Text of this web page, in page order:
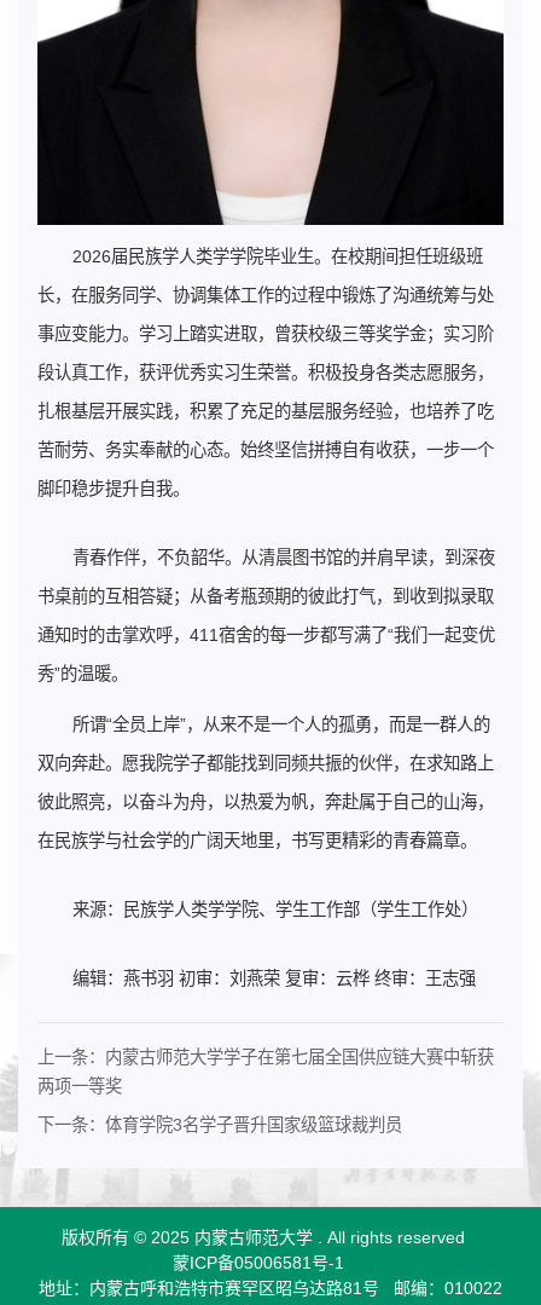
2026届民族学人类学学院毕业生。在校期间担任班级班
长，在服务同学、协调集体工作的过程中锻炼了沟通统筹与处
事应变能力。学习上踏实进取，曾获校级三等奖学金；实习阶
段认真工作，获评优秀实习生荣誉。积极投身各类志愿服务，
扎根基层开展实践，积累了充足的基层服务经验，也培养了吃
苦耐劳、务实奉献的心态。始终坚信拼搏自有收获，一步一个
脚印稳步提升自我。
青春作伴，不负韶华。从清晨图书馆的并肩早读，到深夜
书桌前的互相答疑；从备考瓶颈期的彼此打气，到收到拟录取
通知时的击掌欢呼，411宿舍的每一步都写满了“我们一起变优
秀”的温暖。
所谓“全员上岸”，从来不是一个人的孤勇，而是一群人的
双向奔赴。愿我院学子都能找到同频共振的伙伴，在求知路上
彼此照亮，以奋斗为舟，以热爱为帆，奔赴属于自己的山海，
在民族学与社会学的广阔天地里，书写更精彩的青春篇章。
来源：民族学人类学学院、学生工作部（学生工作处）
编辑：燕书羽 初审：刘燕荣 复审：云桦 终审：王志强
上一条： 内蒙古师范大学学子在第七届全国供应链大赛中斩获
两项一等奖
下一条： 体育学院3名学子晋升国家级篮球裁判员
版权所有 © 2025 内蒙古师范大学 .
All rights reserved
蒙ICP备05006581号-1
地址：内蒙古呼和浩特市赛罕区昭乌达路81号 邮编：010022